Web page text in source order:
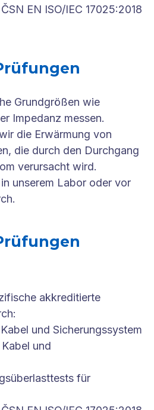
EN ISO/IEC 17025:2018
Grundgrößen wie
Impedanz messen.
die Erwärmung von
die durch den Durchgang
verursacht wird.
unserem Labor oder vor
akkreditierte
und Sicherungssystem
und
für